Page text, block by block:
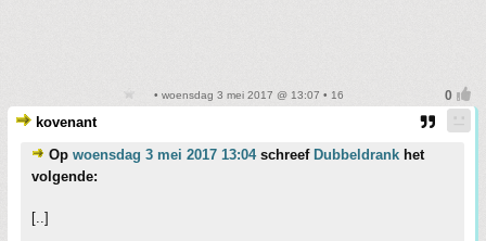
• woensdag 3 mei 2017 @ 13:07 • 16
kovenant
Op woensdag 3 mei 2017 13:04schreef Dubbeldrank het
volgende:
[..]